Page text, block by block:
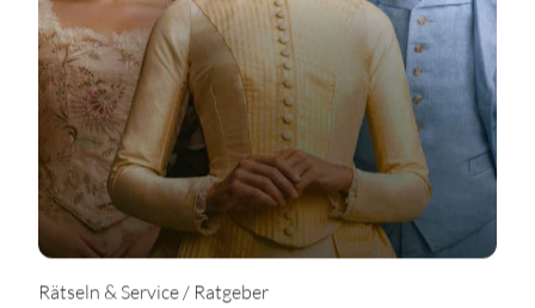
Rätseln & Service / Ratgeber